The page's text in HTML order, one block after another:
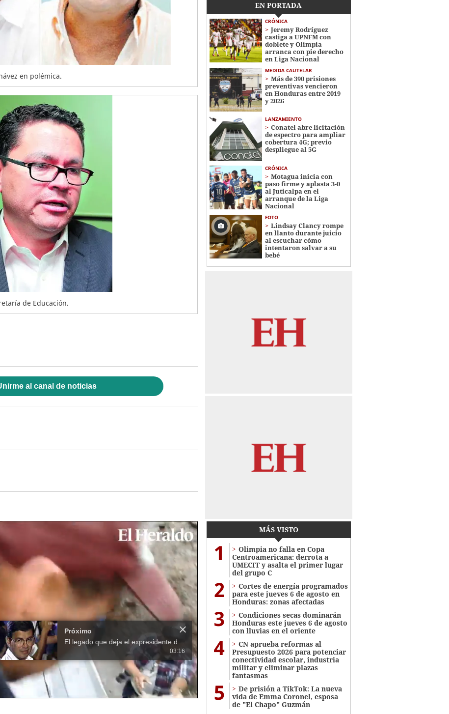
en polémica.
de Educación.
al canal de noticias
Próximo
03:16
EN PORTADA
CRÓNICA
Jeremy Rodríguez
castiga a UPNFM con
doblete y Olimpia
arranca con pie derecho
en Liga Nacional
MEDIDA CAUTELAR
Más de 390 prisiones
preventivas vencieron
en Honduras entre 2019
y 2026
LANZAMIENTO
Conatel abre licitación
de espectro para ampliar
cobertura 4G; previo
despliegue al 5G
CRÓNICA
Motagua inicia con
paso firme y aplasta 3-0
al Juticalpa en el
arranque de la Liga
Nacional
FOTO
Lindsay Clancy rompe
en llanto durante juicio
al escuchar cómo
intentaron salvar a su
bebé
MÁS VISTO
1
Olimpia no falla en Copa
Centroamericana: derrota a
UMECIT y asalta el primer lugar
del grupo C
2
Cortes de energía programados
para este jueves 6 de agosto en
Honduras: zonas afectadas
3
Condiciones secas dominarán
Honduras este jueves 6 de agosto
con lluvias en el oriente
4
CN aprueba reformas al
Presupuesto 2026 para potenciar
conectividad escolar, industria
militar y eliminar plazas
fantasmas
5
De prisión a TikTok: La nueva
vida de Emma Coronel, esposa
de "El Chapo" Guzmán